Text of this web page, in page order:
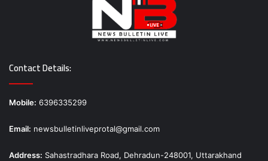
Contact Details:
Mobile: 6396335299
Email: newsbulletinliveprotal@gmail.com
Address: Sahastradhara Road, Dehradun-248001, Uttarakhand